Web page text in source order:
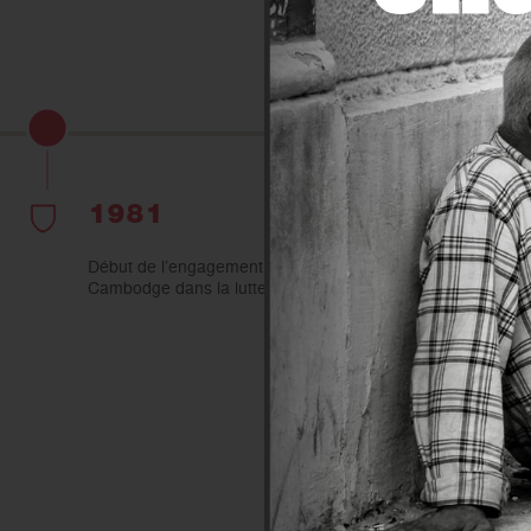
1981
Début de l’engagement de l’OMF au
Cambodge dans la lutte contre la Lèpre.